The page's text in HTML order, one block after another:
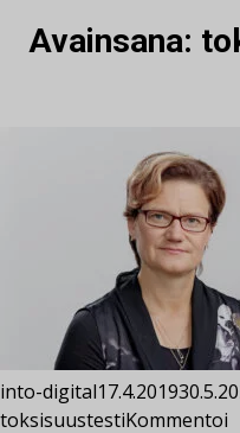
Avainsana:
into-digital17.4.2019
toksisuustestiKommentoi